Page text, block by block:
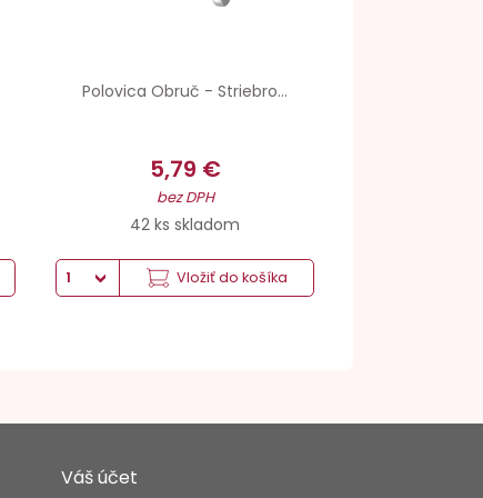
Polovica Obruč - Striebro...
5,79 €
bez DPH
42 ks skladom
Vložiť do košíka
Váš účet